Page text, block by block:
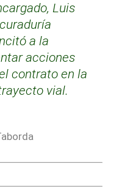
Luis
a la
acciones
contrato en la
vial.